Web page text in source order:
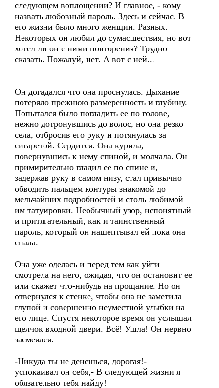
следующем воплощении? И главное, - кому
назвать любовный пароль. Здесь и сейчас. В
его жизни было много женщин. Разных.
Некоторых он любил до сумасшествия, но вот
хотел ли он с ними повторения? Трудно
сказать. Пожалуй, нет. А вот с ней...
Он догадался что она проснулась. Дыхание
потеряло прежнюю размеренность и глубину.
Попытался было погладить ее по голове,
нежно дотронувшись до волос, но она резко
села, отбросив его руку и потянулась за
сигаретой. Сердится. Она курила,
повернувшись к нему спиной, и молчала. Он
примирительно гладил ее по спине и,
задержав руку в самом низу, стал привычно
обводить пальцем контуры знакомой до
мельчайших подробностей и столь любимой
им татуировки. Необычный узор, непонятный
и притягательный, как и таинственный
пароль, который он нашептывал ей пока она
спала.
Она уже оделась и перед тем как уйти
смотрела на него, ожидая, что он остановит ее
или скажет что-нибудь на прощание. Но он
отвернулся к стенке, чтобы она не заметила
глупой и совершенно неуместной улыбки на
его лице. Спустя некоторое время он услышал
щелчок входной двери. Всё! Ушла! Он нервно
засмеялся.
-Никуда ты не денешься, дорогая!-
успокаивал он себя,- В следующей жизни я
обязательно тебя найду!